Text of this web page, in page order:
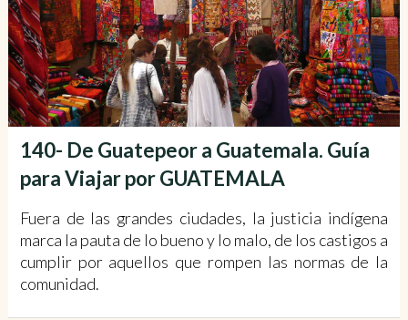
140- De Guatepeor a Guatemala. Guía
para Viajar por GUATEMALA
Fuera de las grandes ciudades, la justicia indígena
marca la pauta de lo bueno y lo malo, de los castigos a
cumplir por aquellos que rompen las normas de la
comunidad.